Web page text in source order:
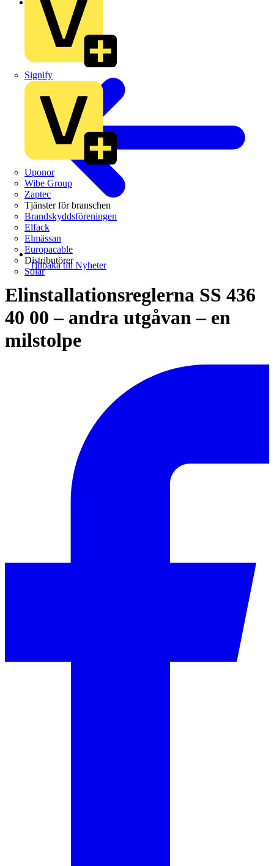
Signify
Uponor
Wibe Group
Zaptec
Tjänster för branschen
Brandskyddsföreningen
Elfack
Elmässan
Europacable
Distributörer
Solar
Tillbaka till Nyheter
Elinstallationsreglerna SS 436
40 00 – andra utgåvan – en
milstolpe